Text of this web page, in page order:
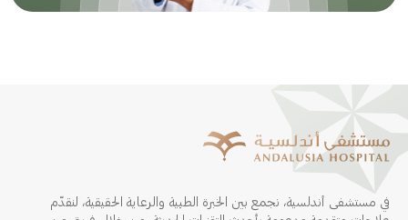
في مستشفى أندلسية، نجمع بين الخبرة الطبية والرعاية الحقيقية، لنقدّم